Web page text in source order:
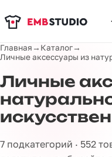
Главная→ Каталог→
Личные аксессуары из
Личные
7 подкатегорий · 552